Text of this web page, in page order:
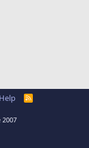
Help
R
2007